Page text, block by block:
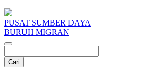
PUSAT SUMBER DAYA
BURUH MIGRAN